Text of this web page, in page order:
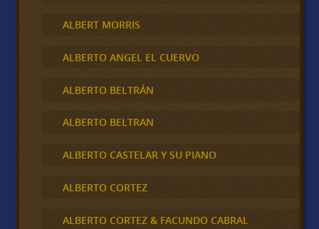
ALBERT MORRIS
ALBERTO ANGEL EL CUERVO
ALBERTO BELTRÁN
ALBERTO BELTRAN
ALBERTO CASTELAR Y SU PIANO
ALBERTO CORTEZ
ALBERTO CORTEZ & FACUNDO CABRAL